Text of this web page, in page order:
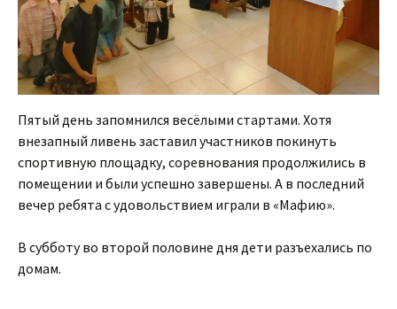
Пятый день запомнился весёлыми стартами. Хотя
внезапный ливень заставил участников покинуть
спортивную площадку, соревнования продолжились в
помещении и были успешно завершены. А в последний
вечер ребята с удовольствием играли в «Мафию».
В субботу во второй половине дня дети разъехались по
домам.